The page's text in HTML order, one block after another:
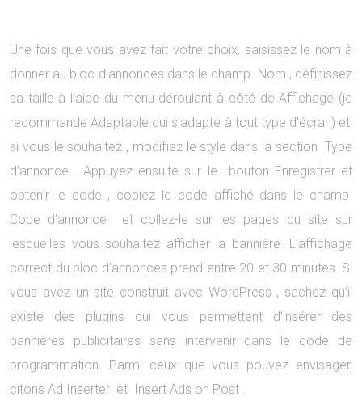
Une fois que vous avez fait votre choix, saisissez le nom à
donner au bloc d’annonces dans le champ Nom , définissez
sa taille à l’aide du menu déroulant à côté de Affichage (je
recommande Adaptable qui s’adapte à tout type d’écran) et,
si vous le souhaitez , modifiez le style dans la section Type
d’annonce . Appuyez ensuite sur le bouton Enregistrer et
obtenir le code , copiez le code affiché dans le champ
Code d’annonce et collez-le sur les pages du site sur
lesquelles vous souhaitez afficher la bannière. L’affichage
correct du bloc d’annonces prend entre 20 et 30 minutes. Si
vous avez un site construit avec WordPress , sachez qu’il
existe des plugins qui vous permettent d’insérer des
bannières publicitaires sans intervenir dans le code de
programmation. Parmi ceux que vous pouvez envisager,
citons Ad Inserter et Insert Ads on Post .